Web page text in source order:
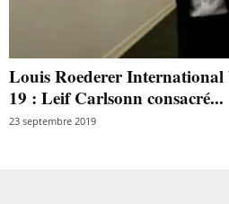
Louis Roederer International
19 : Leif Carlsonn consacré...
23 septembre 2019